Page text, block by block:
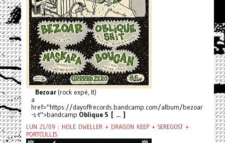
Bezoar(rock expé, It)
a
href="https://dayoffrecords.bandcamp.com/album/bezoar
-s-t">bandcamp Oblique S [ ... ]
LUN 21/09 : HOLE DWELLER + DRAGON KEEP + SEREGOST +
PORTCULLIS